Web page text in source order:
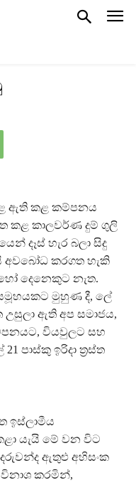
ඇති කළ කම්පනය
කළ කාලවර්ණ දුම් ගුලි
දෑස් හැර බලා සිදු
අවබෝධ කරගත හැකි
දෙනෙකුට නැත.
මුහුණ දී, ලේ
ඇති අප සමාජය,
වියවුලට සහ
පාස්කු ඉරිදා ත්‍රස්ත
ඉස්ලාමීය
යැයි මේ වන විට
ඇතුළු අහිසංක
කරමින්,